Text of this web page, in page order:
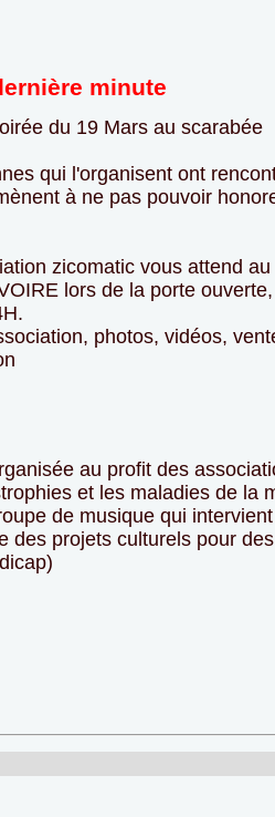
minute
du 19 Mars au scarabée
qui l'organisent ont
à ne pas pouvoir
zicomatic vous attend
lors de la porte
photos, vidéos,
au profit des
et les maladies de la
de musique qui
des projets culturels pour